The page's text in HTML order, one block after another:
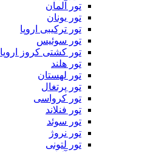
تور آلمان
تور یونان
تور ترکیبی اروپا
تور سوئیس
تور کشتی کروز اروپا
تور هلند
تور لهستان
تور پرتغال
تور کرواسی
تور فنلاند
تور سوئد
تور نروژ
تور لتونی